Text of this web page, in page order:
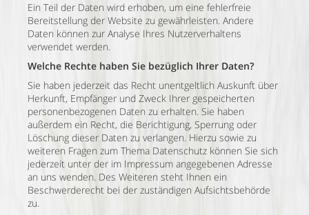
Ein Teil der Daten wird erhoben, um eine fehlerfreie
Bereitstellung der Website zu gewährleisten. Andere
Daten können zur Analyse Ihres Nutzerverhaltens
verwendet werden.
Welche Rechte haben Sie bezüglich Ihrer Daten?
Sie haben jederzeit das Recht unentgeltlich Auskunft über
Herkunft, Empfänger und Zweck Ihrer gespeicherten
personenbezogenen Daten zu erhalten. Sie haben
außerdem ein Recht, die Berichtigung, Sperrung oder
Löschung dieser Daten zu verlangen. Hierzu sowie zu
weiteren Fragen zum Thema Datenschutz können Sie sich
jederzeit unter der im Impressum angegebenen Adresse
an uns wenden. Des Weiteren steht Ihnen ein
Beschwerderecht bei der zuständigen Aufsichtsbehörde
zu.